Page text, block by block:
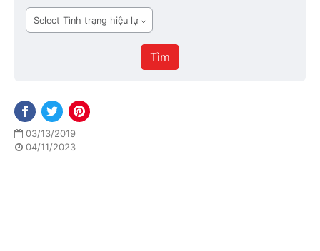
ban
hành
Tình
trạng
Tìm
03/13/2019
04/11/2023